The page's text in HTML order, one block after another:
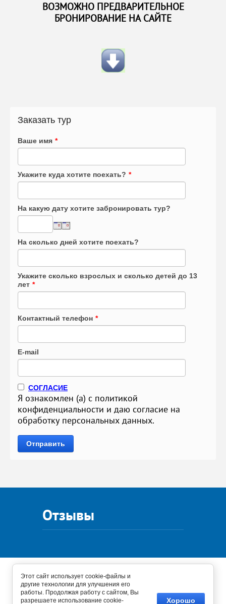
ВОЗМОЖНО ПРЕДВАРИТЕЛЬНОЕ
БРОНИРОВАНИЕ НА САЙТЕ
Заказать тур
Ваше имя *
Укажите куда хотите поехать? *
На какую дату хотите забронировать тур?
На сколько дней хотите поехать?
Укажите сколько взрослых и сколько детей до 13
лет *
Контактный телефон *
E-mail
СОГЛАСИЕ
Я ознакомлен (а) с политикой
конфиденциальности и даю согласие на
обработку персональных данных.
Отправить
Отзывы
Создание,разработка сайта — студия Мегагрупп.ру.
Этот сайт использует cookie-файлы и
другие технологии для улучшения его
работы. Продолжая работу с сайтом, Вы
разрешаете использование cookie-
Хорошо